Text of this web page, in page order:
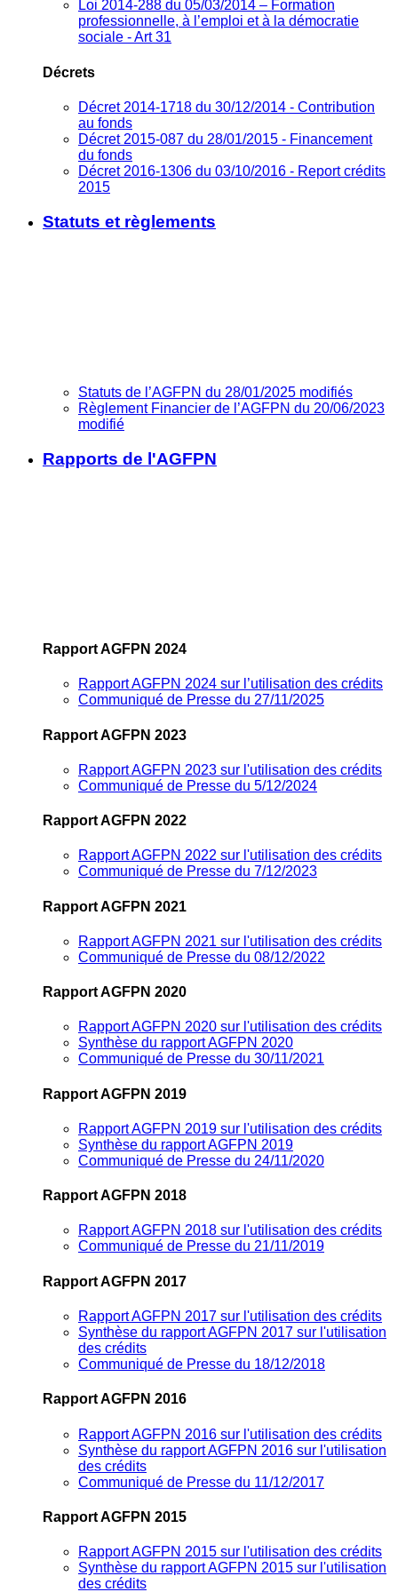
Loi 2014-288 du 05/03/2014 – Formation
professionnelle, à l’emploi et à la démocratie
sociale - Art 31
Décrets
Décret 2014-1718 du 30/12/2014 - Contribution
au fonds
Décret 2015-087 du 28/01/2015 - Financement
du fonds
Décret 2016-1306 du 03/10/2016 - Report crédits
2015
Statuts et règlements
Statuts de l’AGFPN du 28/01/2025 modifiés
Règlement Financier de l’AGFPN du 20/06/2023
modifié
Rapports de l'AGFPN
Rapport AGFPN 2024
Rapport AGFPN 2024 sur l’utilisation des crédits
Communiqué de Presse du 27/11/2025
Rapport AGFPN 2023
Rapport AGFPN 2023 sur l'utilisation des crédits
Communiqué de Presse du 5/12/2024
Rapport AGFPN 2022
Rapport AGFPN 2022 sur l'utilisation des crédits
Communiqué de Presse du 7/12/2023
Rapport AGFPN 2021
Rapport AGFPN 2021 sur l'utilisation des crédits
Communiqué de Presse du 08/12/2022
Rapport AGFPN 2020
Rapport AGFPN 2020 sur l'utilisation des crédits
Synthèse du rapport AGFPN 2020
Communiqué de Presse du 30/11/2021
Rapport AGFPN 2019
Rapport AGFPN 2019 sur l'utilisation des crédits
Synthèse du rapport AGFPN 2019
Communiqué de Presse du 24/11/2020
Rapport AGFPN 2018
Rapport AGFPN 2018 sur l'utilisation des crédits
Communiqué de Presse du 21/11/2019
Rapport AGFPN 2017
Rapport AGFPN 2017 sur l'utilisation des crédits
Synthèse du rapport AGFPN 2017 sur l'utilisation
des crédits
Communiqué de Presse du 18/12/2018
Rapport AGFPN 2016
Rapport AGFPN 2016 sur l'utilisation des crédits
Synthèse du rapport AGFPN 2016 sur l'utilisation
des crédits
Communiqué de Presse du 11/12/2017
Rapport AGFPN 2015
Rapport AGFPN 2015 sur l'utilisation des crédits
Synthèse du rapport AGFPN 2015 sur l'utilisation
des crédits